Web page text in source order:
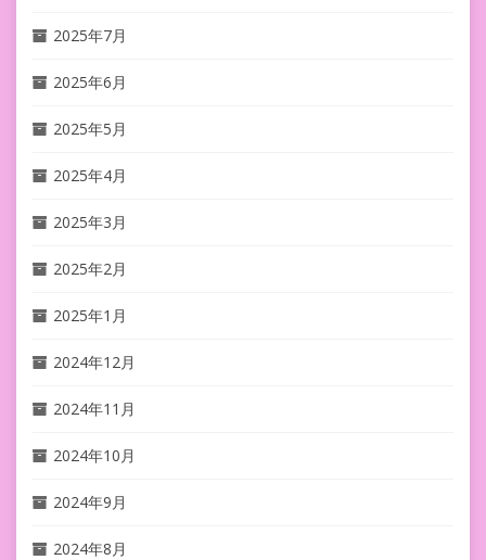
2025年7月
2025年6月
2025年5月
2025年4月
2025年3月
2025年2月
2025年1月
2024年12月
2024年11月
2024年10月
2024年9月
2024年8月